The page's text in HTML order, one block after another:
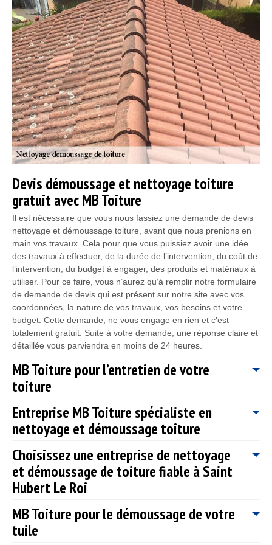
Devis démoussage et nettoyage toiture
gratuit avec MB Toiture
Il est nécessaire que vous nous fassiez une demande de devis
nettoyage et démoussage toiture, avant que nous prenions en
main vos travaux. Cela pour que vous puissiez avoir une idée
des travaux à effectuer, de la durée de l’intervention, du coût de
l’intervention, du budget à engager, des produits et matériaux à
utiliser. Pour ce faire, vous n’aurez qu’à remplir notre formulaire
de demande de devis qui est présent sur notre site avec vos
coordonnées, la nature de vos travaux, vos besoins et votre
budget. Cette demande, ne vous engage en rien et c’est
totalement gratuit. Suite à votre demande, une réponse claire et
détaillée vous parviendra en moins de 24 heures.
MB Toiture pour l’entretien de votre
toiture
Etant une entreprise disposant de plusieurs années
d’expérience dans le domaine de la toiture, notre entreprise MB
Toiture a pu développer différentes méthodes pour rendre
étanche un toit et cela peu importe le type de revêtement de
votre toit et la forme de votre toiture. De plus, notre entreprise
MB Toiture est une référence dans la ville de Saint Hubert Le
Roi pour ne fournir que des travaux de qualité en entretien de
couverture MB Toiture prenne en main vos travaux de nettoyage
et démoussage toiture dans la ville de Saint Hubert Le Roi ;
Entreprise MB Toiture spécialiste en
nettoyage et démoussage toiture
Professionnel dans le domaine, notre entreprise de couverture
MB Toiture vous propose des services de qualité en nettoyage
toiture dans la ville de Saint Hubert Le Roi 78690. Nous avons
les aptitudes et les compétences nécessaires pour prendre en
main tous vos travaux de nettoyage toiture. En faisant appel à
notre entreprise, vous bénéficierez des travaux qui sont fiables,
conçues dans les règles de l’art. Nous mettons à la disposition
Choisissez une entreprise de nettoyage
et démoussage de toiture fiable à Saint
Hubert Le Roi
Depuis toujours, MB Toiture a toujours fait la satisfaction de sa
clientèle une priorité absolue en ce qui concerne l’entretien de
MB Toiture pour le démoussage de votre
tuile